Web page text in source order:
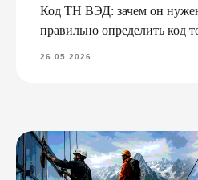
Код ТН ВЭД: зачем он
правильно определить код
26.05.2026